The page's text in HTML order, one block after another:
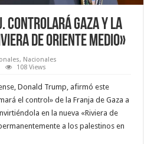
controlará Gaza y la
de Oriente Medio»
, Nacionales
controlará
108 Views
Donald Trump, afirmó este
el control» de la Franja de Gaza a
en la nueva «Riviera de
a los palestinos en